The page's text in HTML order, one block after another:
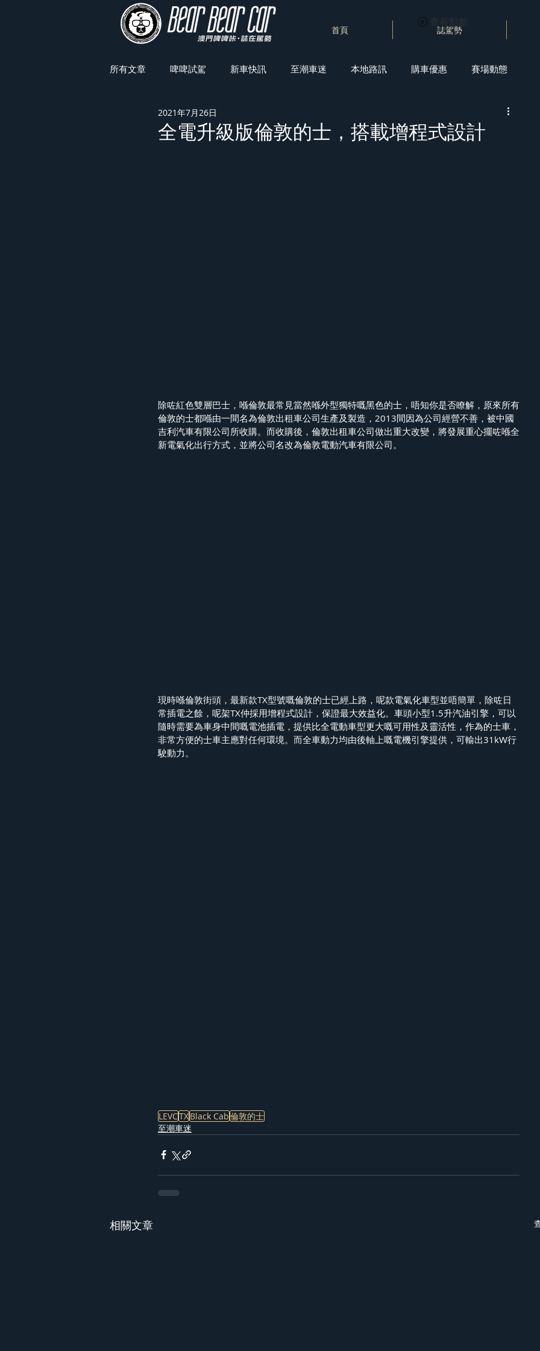
首頁 誌駕勢
查看點數
所有文章 啤啤試駕 新車快訊 至潮車迷 本地路訊 購車優惠 賽場動態
車展焦點
全電升級版倫敦的士，搭載增程式設計
2021年7月26日
除咗紅色雙層巴士，喺倫敦最常見當然喺外型獨特嘅黑色的士，唔知你是否瞭解，原來所有
倫敦的士都喺由一間名為倫敦出租車公司生產及製造，2013間因為公司經營不善，被中國
吉利汽車有限公司所收購。而收購後，倫敦出租車公司做出重大改變，將發展重心擺咗喺全
新電氣化出行方式，並將公司名改為倫敦電動汽車有限公司。
現時喺倫敦街頭，最新款TX型號嘅倫敦的士已經上路，呢款電氣化車型並唔簡單，除咗日
常插電之餘，呢架TX仲採用增程式設計，保證最大效益化。車頭小型1.5升汽油引擎，可以
隨時需要為車身中間嘅電池插電，提供比全電動車型更大嘅可用性及靈活性，作為的士車，
非常方便的士車主應對任何環境。而全車動力均由後軸上嘅電機引擎提供，可輸出31kW行
駛動力。
LEVCTXBlack Cab倫敦的士
至潮車迷
相關文章